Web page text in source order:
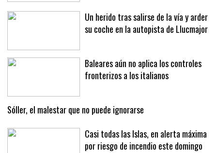
Un herido tras salirse de la vía y arder
su coche en la autopista de Llucmajor
Baleares aún no aplica los controles
fronterizos a los italianos
Sóller, el malestar que no puede ignorarse
Casi todas las Islas, en alerta máxima
por riesgo de incendio este domingo